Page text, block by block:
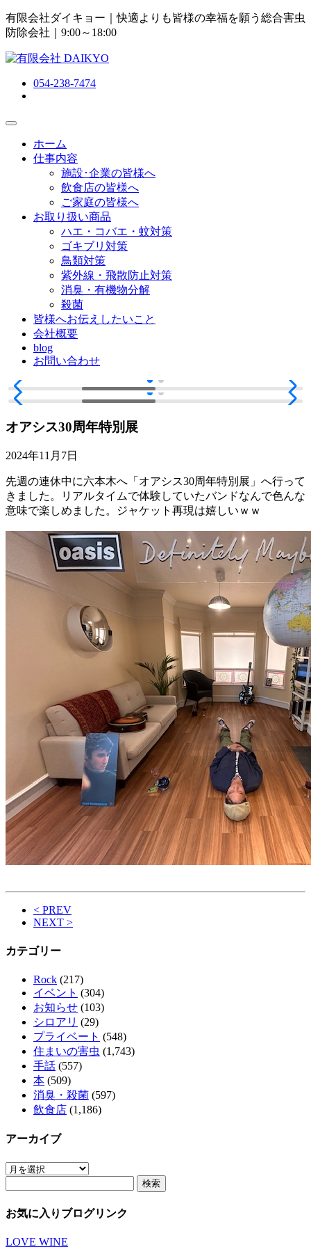
有限会社ダイキョー｜快適よりも皆様の幸福を願う総合害虫
防除会社 ｜9:00～18:00
054-238-7474
ホーム
仕事内容
施設･企業の皆様へ
飲食店の皆様へ
ご家庭の皆様へ
お取り扱い商品
ハエ・コバエ・蚊対策
ゴキブリ対策
鳥類対策
紫外線・飛散防止対策
消臭・有機物分解
殺菌
皆様へお伝えしたいこと
会社概要
blog
お問い合わせ
オアシス30周年特別展
2024年11月7日
先週の連休中に六本木へ「オアシス30周年特別展」へ行って
きました。リアルタイムで体験していたバンドなんで色んな
意味で楽しめました。ジャケット再現は嬉しいｗｗ
< PREV
NEXT >
カテゴリー
Rock (217)
イベント (304)
お知らせ (103)
シロアリ (29)
プライベート (548)
住まいの害虫 (1,743)
手話 (557)
本 (509)
消臭・殺菌 (597)
飲食店 (1,186)
アーカイブ
ア
イ
お気に入りブログリンク
LOVE WINE